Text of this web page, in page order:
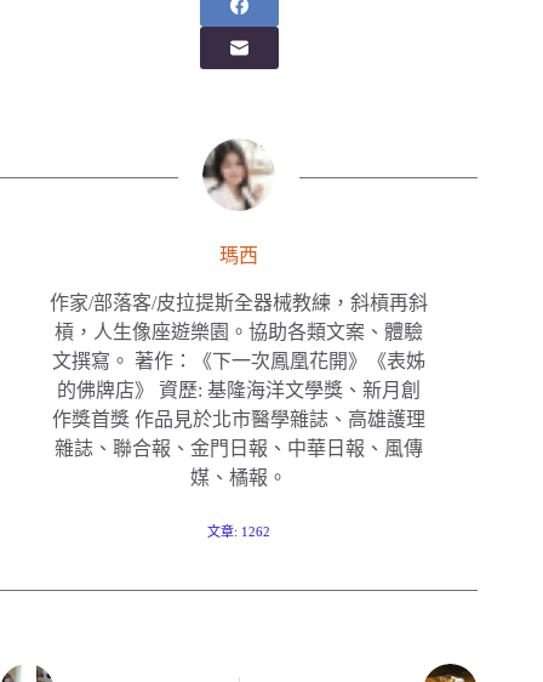
瑪西
作家/部落客/皮拉提斯全器械教練，斜槓再斜
槓，人生像座遊樂園。協助各類文案、體驗
文撰寫。 著作：《下一次鳳凰花開》《表姊
的佛牌店》 資歷: 基隆海洋文學獎、新月創
作獎首獎 作品見於北市醫學雜誌、高雄護理
雜誌、聯合報、金門日報、中華日報、風傳
媒、橘報。
文章: 1262